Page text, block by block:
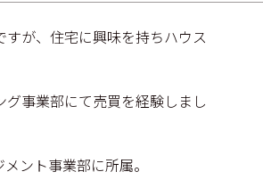
が、住宅に興味を持ちハウス
事業部にて売買を経験しまし
ント事業部に所属。